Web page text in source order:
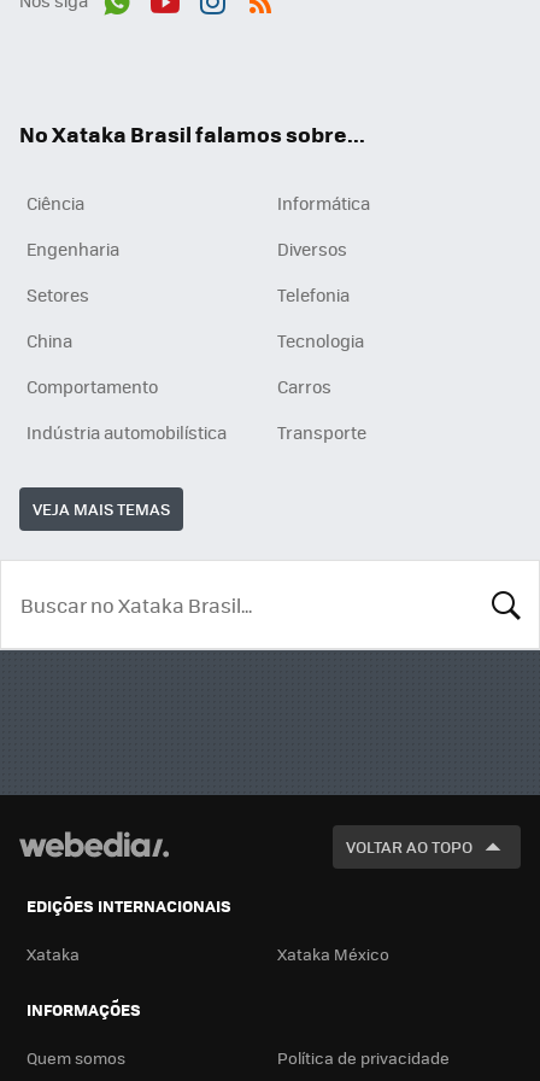
No Xataka Brasil falamos sobre...
Ciência
Informática
Engenharia
Diversos
Setores
Telefonia
China
Tecnologia
Comportamento
Carros
Indústria automobilística
Transporte
VEJA MAIS TEMAS
VOLTAR AO TOPO
EDIÇÕES INTERNACIONAIS
Xataka Xataka México
INFORMAÇÕES
Quem somos Política de privacidade